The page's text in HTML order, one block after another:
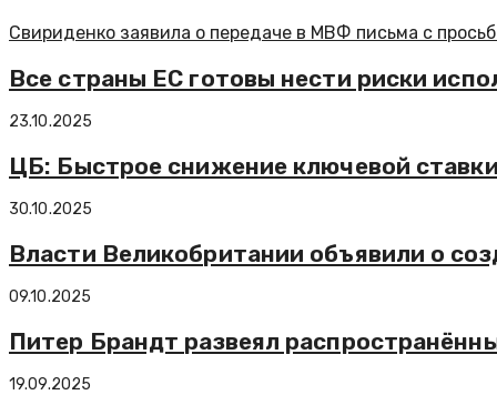
Свириденко заявила о передаче в МВФ письма с
Все страны ЕС готовы нести риски
23.10.2025
ЦБ: Быстрое снижение ключевой
30.10.2025
Власти Великобритании объявили о
09.10.2025
Питер Брандт развеял
19.09.2025